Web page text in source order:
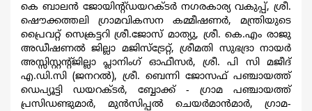
കെ ബാലന്‍ ജോയിന്‍റ്ഡയറക്ടർ നഗരകാര്യ വകുപ്പ്, ശ്രീ.
ഷൌക്കത്തലി ഗ്രാമവികസന കമ്മീഷണർ, മന്ത്രിയുടെ
പ്രൈവറ്റ് സെക്രട്ടറി ശ്രീ.ജോസ് മാത്യു, ശ്രീ. കെ.എം രാജു
അഡീഷണൽ ജില്ലാ മജിസ്ട്രേറ്റ്, ശ്രീമതി സുഭദ്രാ നായര്‍
അസ്സിസ്റ്റന്‍റ്ജില്ലാ പ്ലാനിംഗ് ഓഫീസർ, ശ്രീ. പി സി മജീദ്
എ.ഡി.സി (ജനറല്‍), ശ്രീ. ബെന്നി ജോസഫ് പഞ്ചായത്ത്
ഡെപ്യൂട്ടി ഡയറക്ടർ, ബ്ബോക്ക് - ഗ്രാമ പഞ്ചായത്ത്
പ്രസിഡണ്ടുമാർ, മുൻസിപ്പൽ ചെയർമാൻമാർ, ഗ്രാമ-